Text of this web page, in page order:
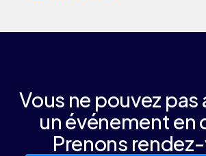
Vous ne pouvez pas
un événement en
Prenons